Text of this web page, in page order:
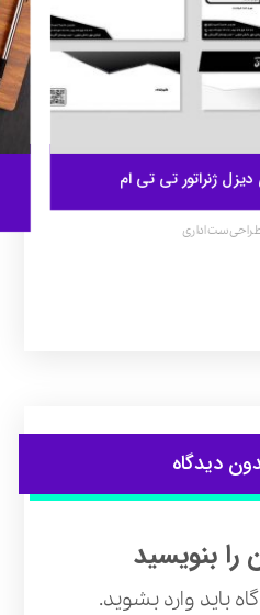
ژنراتور تی تی ام
ست اداری
دیدگاه
را بنویسید
باید وارد بشوید.